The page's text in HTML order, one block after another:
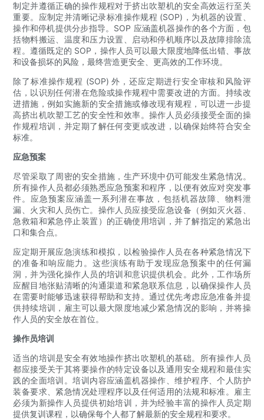
制定并遵循正确的操作规程对于挤出吹塑机的安全高效运行至关
重要。应制定并清晰记录标准操作规程 (SOP)，为机器的设置、
操作和停机提供分步指导。SOP 应涵盖机器操作的各个方面，包
括物料搬运、温度和压力设置、启动和停机顺序以及故障排除流
程。遵循既定的 SOP，操作人员可以最大限度地降低出错、事故
和设备损​​坏的风险，最终营造更安全、更高效的工作环境。
除了标准操作规程 (SOP) 外，还应定期进行安全审核和风险评
估，以识别任何潜在危险或操作规程中需要改进的方面。持续改
进措施，例如实施新的安全措施或修改现有规程，可以进一步提
高挤出机吹塑工艺的安全性和效率。操作人员必须接受全面的操
作规程培训，并定期了解任何变更或改进，以确保始终符合安全
标准。
应急预案
尽管采取了周密的安全措施，生产环境中仍可能发生紧急情况。
所有操作人员都必须熟悉应急预案和程序，以便有效应对突发事
件。应急预案应涵盖一系列潜在事故，包括机器故障、物料泄
漏、火灾和人员伤亡。操作人员应接受应急设备（例如灭火器、
急救箱和紧急停止装置）的正确使用培训，并了解指定的紧急出
口和集合点。
应定期开展应急演练和模拟，以检验操作人员在各种紧急情况下
的准备和响应能力。这些演练有助于发现应急预案中的任何漏
洞，并为强化操作人员的培训和意识提供机会。此外，工作场所
应醒目地张贴清晰的沟通渠道和紧急联系信息，以确保操作人员
在需要时能够迅速获得帮助和支持。通过优先考虑应急准备并提
供持续培训，雇主可以最大限度地减少紧急情况的影响，并将操
作人员的安全放在首位。
操作员培训
适当的培训是安全有效地操作挤出吹塑机的基础。所有操作人员
都应接受关于其将要操作的特定设备以及通用安全规程和最佳实
践的全面培训。培训内容应涵盖机器操作、维护程序、个人防护
装备要求、紧急情况处理程序以及任何适用的法规和标准。雇主
必须为新操作人员提供初始培训，并为经验丰富的操作人员定期
提供复训课程，以确保每个人都了解最新的安全规程和要求。